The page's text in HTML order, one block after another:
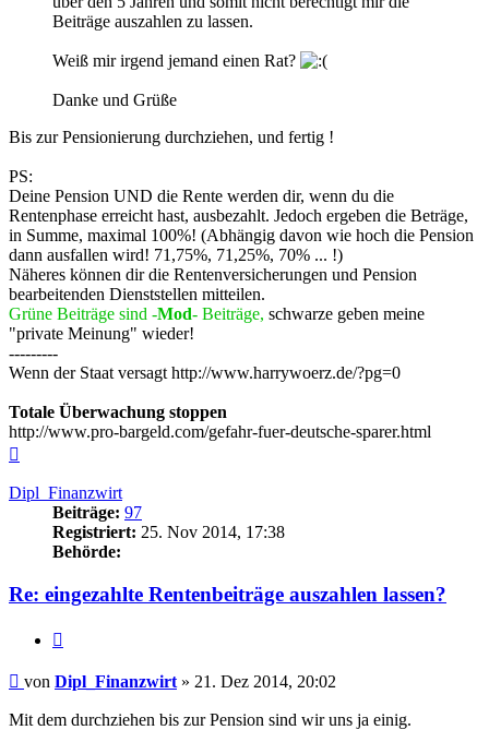
Beiträge auszahlen zu lassen.
Weiß mir irgend jemand einen Rat?
Danke und Grüße
Bis zur Pensionierung durchziehen, und fertig !
PS:
Deine Pension UND die Rente werden dir, wenn du die
Rentenphase erreicht hast, ausbezahlt. Jedoch ergeben die Beträge,
in Summe, maximal 100%! (Abhängig davon wie hoch die Pension
dann ausfallen wird! 71,75%, 71,25%, 70% ... !)
Näheres können dir die Rentenversicherungen und Pension
bearbeitenden Dienststellen mitteilen.
Grüne Beiträge sind -Mod- Beiträge, schwarze geben meine
"private Meinung" wieder!
---------
Wenn der Staat versagt http://www.harrywoerz.de/?pg=0
Totale Überwachung stoppen
http://www.pro-bargeld.com/gefahr-fuer-deutsche-sparer.html
Dipl_Finanzwirt
Beiträge: 97
Registriert: 25. Nov 2014, 17:38
Behörde:
Re: eingezahlte Rentenbeiträge auszahlen lassen?
Beitrag
von Dipl_Finanzwirt » 21. Dez 2014, 20:02
Mit dem durchziehen bis zur Pension sind wir uns ja einig.